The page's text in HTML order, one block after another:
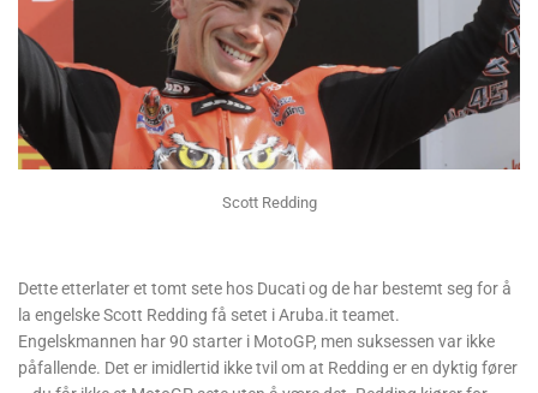
Scott Redding
Dette etterlater et tomt sete hos Ducati og de har bestemt seg for å
la engelske Scott Redding få setet i Aruba.it teamet.
Engelskmannen har 90 starter i MotoGP, men suksessen var ikke
påfallende. Det er imidlertid ikke tvil om at Redding er en dyktig fører